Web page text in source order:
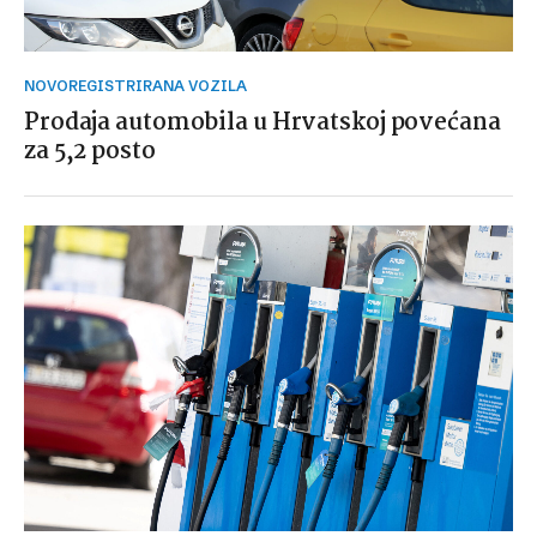
NOVOREGISTRIRANA VOZILA
Prodaja automobila u Hrvatskoj povećana
za 5,2 posto